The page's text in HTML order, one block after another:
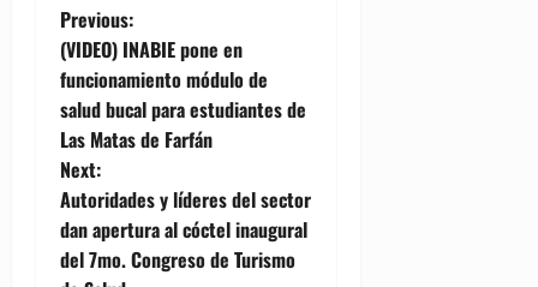
P
o
s
t
n
Previous:
(VIDEO) INABIE pone en
funcionamiento módulo de
salud bucal para estudiantes de
Las Matas de Farfán
Next:
Autoridades y líderes del sector
dan apertura al cóctel inaugural
del 7mo. Congreso de Turismo